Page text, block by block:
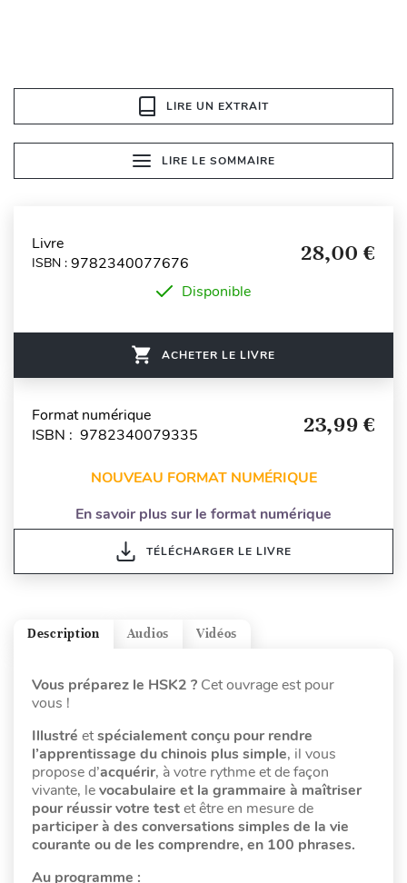
LIRE UN EXTRAIT
LIRE LE SOMMAIRE
Livre
ISBN : 9782340077676 28,00 €
Disponible
ACHETER LE LIVRE
Format numérique
ISBN : 9782340079335
23,99 €
NOUVEAU FORMAT NUMÉRIQUE
En savoir plus sur le format numérique
TÉLÉCHARGER LE LIVRE
Vidéos
Audios
Description
Vous préparez le HSK2 ? Cet ouvrage est pour
vous !
Illustré etspécialementconçu pour rendre
l’apprentissage du chinois plus simple, il vous
propose d’acquérir, à votre rythme et de façon
vivante, levocabulaire et la grammaire à maîtriser
pour réussir votre testet être en mesure de
participer à des conversations simples de la vie
courante ou de les comprendre, en 100 phrases.
Au programme :